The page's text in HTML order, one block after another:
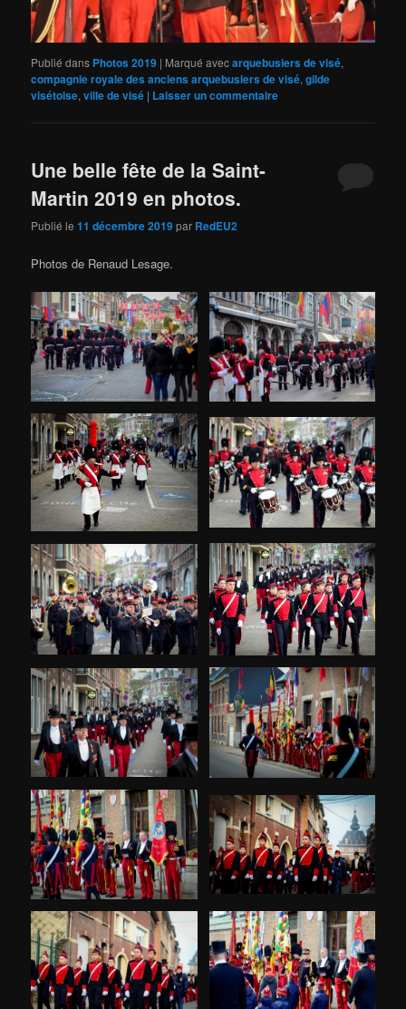
Publié dans Photos 2019 | Marqué avecarquebusiers de visé,
compagnie royale des anciens arquebusiers de visé,gilde
visétoise,ville de visé | Laisser un commentaire
Une belle fête de la Saint-
Martin 2019 en photos.
Publié le11 décembre 2019par RedEU2
Photos de Renaud Lesage.